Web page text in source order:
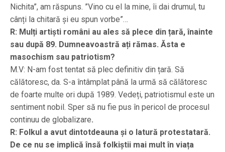
Nichita”, am răspuns. ”Vino cu el la mine, îi dai drumul, tu
cânți la chitară și eu spun vorbe”…
R: Mulți artiști români au ales să plece din țară, înainte
sau după 89. Dumneavoastră ați rămas. Ăsta e
masochism sau patriotism?
M.V: N-am fost tentat să plec definitiv din țară. Să
călătoresc, da. S-a întâmplat până la urmă să călătoresc
de foarte multe ori după 1989. Vedeți, patriotismul este un
sentiment nobil. Sper să nu fie pus în pericol de procesul
continuu de globalizare.
R: Folkul a avut dintotdeauna și o latură protestatară.
De ce nu se implică însă folkiștii mai mult în viața